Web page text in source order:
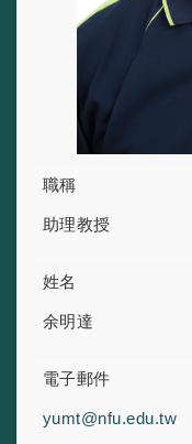
職稱
助理教授
姓名
余明達
電子郵件
yumt@nfu.edu.tw